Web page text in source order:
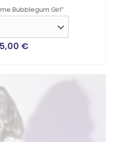
Bubblegum Girl”
€